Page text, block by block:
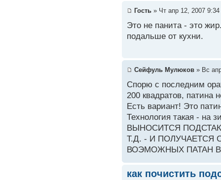
Гость » Чт апр 12, 2007 9:34
Это не панита - это
подальше от кухни.
Сейфуль Мулюков » Вс
Спорю с последним
200 квадратов, патина
Есть вариант! Это
Технология такая - на
ВЫНОСИТСЯ
Т.Д. - И ПОЛУЧАЕТСЯ
ВОЭМОЖНЫХ ПАТАН
как почистить